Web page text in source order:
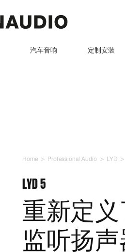
汽车音响 定制安装
Home > Professional Audio > LYD >
LYD 5
重新定
监听扬声